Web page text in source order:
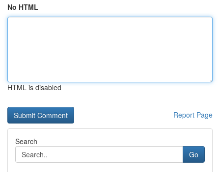
No HTML
HTML is disabled
Report Page
Search
Go